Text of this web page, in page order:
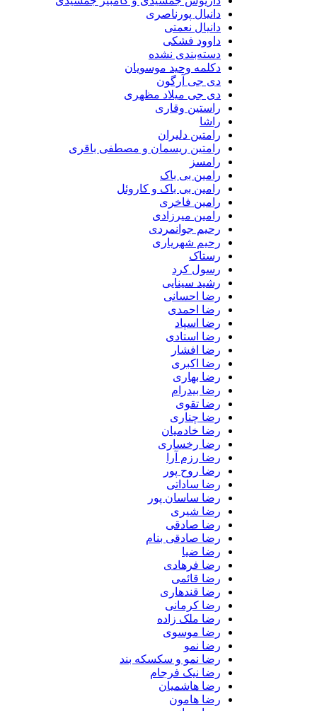
دانیال پورناصری
دانیال نعمتی
داوود فشکی
دسته‌بندی نشده
دکلمه وحید موسویان
دی جی آرگون
دی جی میلاد مظهری
راستین وقاری
راشا
رامتین دلیران
رامتین ریسمان و مصطفی باقری
رامسز
رامین بی باک
رامین بی باک و کاروئل
رامین فاخری
رامین میرزادی
رحیم جوانمردی
رحیم شهریاری
رستاک
رسول کرد
رشید سینایی
رضا احسانی
رضا احمدی
رضا اسپاد
رضا استادی
رضا افشار
رضا اکبری
رضا بهاری
رضا بیدرام
رضا تقوی
رضا چناری
رضا خادمیان
رضا رخساری
رضا رزم آرا
رضا روح پور
رضا ساداتی
رضا ساسان پور
رضا شیری
رضا صادقی
رضا صادقی بنام
رضا ضیا
رضا فرهادی
رضا قائمی
رضا قندهاری
رضا کرمانی
رضا ملک زاده
رضا موسوی
رضا نمو
رضا نمو و سکسکه بند
رضا نیک فرجام
رضا هاشمیان
رضا هامون